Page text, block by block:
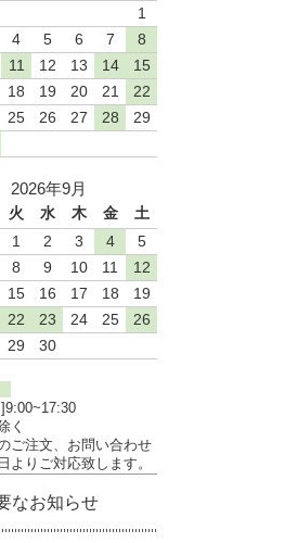
1
4 5 6 7
8
11 12 13 14
15
18 19 20 21
22
25 26 27 28
29
2026年9月
火 水 木 金
土
1
2 3 4
5
8 9 10 11
12
15 16 17 18
19
22 23 24 25
26
29 30
く
ご注文、お問い合わせ
よりご対応致します。
なお知らせ